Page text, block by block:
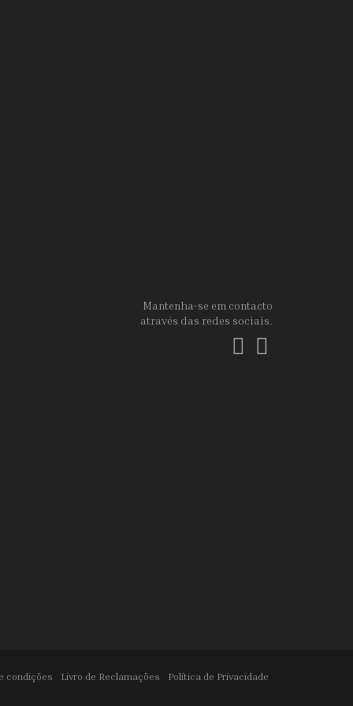
Mantenha-se em contacto
através das redes sociais.
Facebook
condições Livro de Reclamações Política de Privacidade